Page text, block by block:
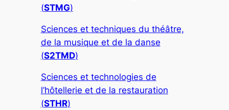
(STMG)
Sciences et techniques du théâtre,
de la musique et de la danse
(S2TMD)
Sciences et technologies de
l’hôtellerie et de la restauration
(STHR)